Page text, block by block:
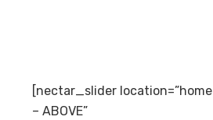
[nectar_slider location=”home
– ABOVE”